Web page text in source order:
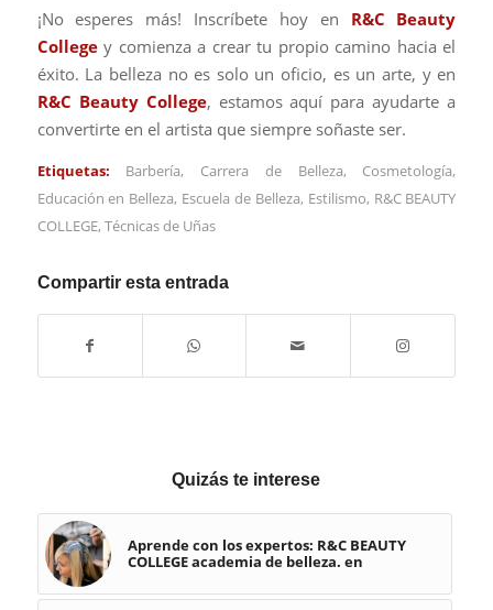
¡No esperes más! Inscríbete hoy en R&C Beauty
Collegey comienza a crear tu propio camino hacia el
éxito. La belleza no es solo un oficio, es un arte, y en
R&C Beauty College, estamos aquí para ayudarte a
convertirte en el artista que siempre soñaste ser.
Etiquetas: Barbería, Carrera de Belleza, Cosmetología,
Educación en Belleza, Escuela de Belleza, Estilismo, R&C BEAUTY
COLLEGE, Técnicas de Uñas
Compartir esta entrada
Quizás te interese
Aprende con los expertos: R&C BEAUTY
COLLEGE academia de belleza. en